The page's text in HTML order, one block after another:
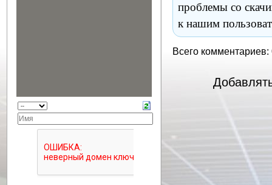
проблемы со
к нашим
Всего комментариев: